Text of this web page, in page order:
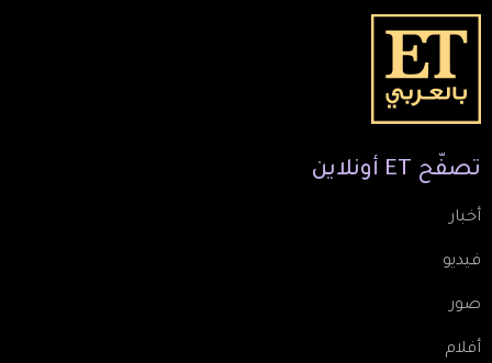
تصفّح ET أونلاين
أخبار
فيديو
صور
أفلام